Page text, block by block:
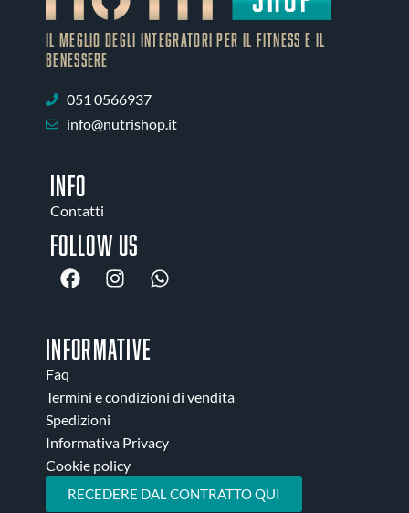
IL MEGLIO DEGLI Integratori PER IL FITNESS E IL
BENESSERE
051 0566937
info@nutrishop.it
INFO
Contatti
Follow us
INFORMATIVE
Faq
Termini e condizioni di vendita
Spedizioni
Informativa Privacy
Cookie policy
RECEDERE DAL CONTRATTO QUI